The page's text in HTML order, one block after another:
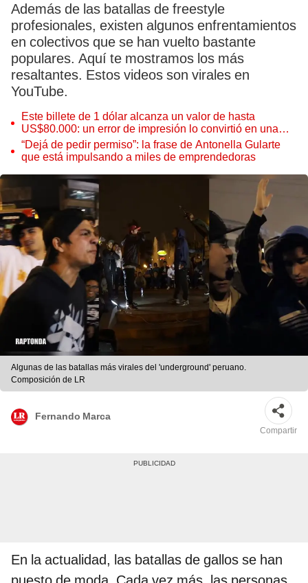
Además de las batallas de freestyle
profesionales, existen algunos enfrentamientos
en colectivos que se han vuelto bastante
populares. Aquí te mostramos los más
resaltantes. Estos videos son virales en
YouTube.
Este billete de 1 dólar alcanza un valor de hasta
US$80.000: un error de impresión lo convirtió en una
pieza única que hoy buscan coleccionistas de todo el
mundo
“Dejá de pedir permiso”: la frase de Antonella Gularte
que está impulsando a miles de emprendedoras
Algunas de las batallas más virales del 'underground' peruano.
Composición de LR
Fernando Marca
Compartir
En la actualidad, las batallas de gallos se han